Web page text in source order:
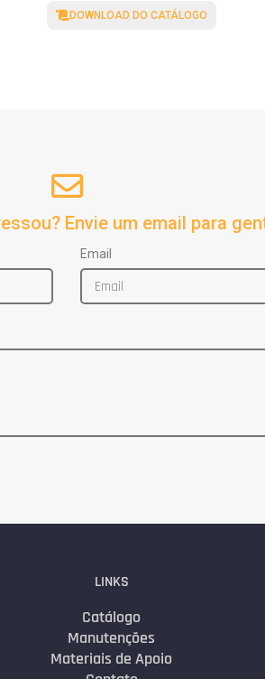
DOWNLOAD DO CATÁLOGO
Envie um email para
Email
LINKS
Catálogo
Manutenções
Materiais de Apoio